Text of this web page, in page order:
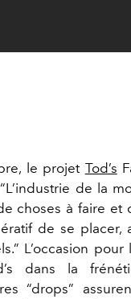
le projet Tod’s
de la
choses à faire et
de se placer,
L’occasion pour
dans la
“drops”